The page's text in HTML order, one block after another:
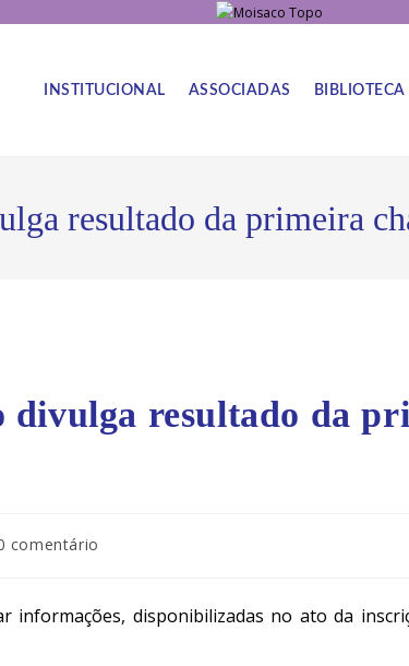
INSTITUCIONAL ASSOCIADAS BIBLIOTECA
resultado da primeira
divulga resultado da
comentário
informações, disponibilizadas no ato da